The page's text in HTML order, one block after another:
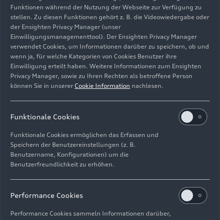
Standaufnahme,
Farbe: Suzukagrau
Bild-Nr: A218729 · Copyright: AUDI AG
Rechte: Verwendung für Pressezwecke honorarfrei
ImpressumRechtliches
Hinweisgebersystem
Informationen zur BarrierefreiheitKontakt
Funktionen während der Nutzung der Webseite zur Verfügung zu
stellen. Zu diesen Funktionen gehört z. B. die Videowiedergabe oder
der Ensighten Privacy Manager (unser
Einwilligungsmanagementtool). Der Ensighten Privacy Manager
verwendet Cookies, um Informationen darüber zu speichern, ob und
wenn ja, für welche Kategorien von Cookies Benutzer ihre
Einwilligung erteilt haben. Weitere Informationen zum Ensighten
Privacy Manager, sowie zu Ihren Rechten als betroffene Person
können Sie in unserer Cookie Information nachlesen.
Funktionale Cookies
Funktionale Cookies ermöglichen das Erfassen und
Speichern der Benutzereinstellungen (z. B.
Benutzername, Konfigurationen) um die
Benutzerfreundlichkeit zu erhöhen.
Performance Cookies
Performance Cookies sammeln Informationen darüber,